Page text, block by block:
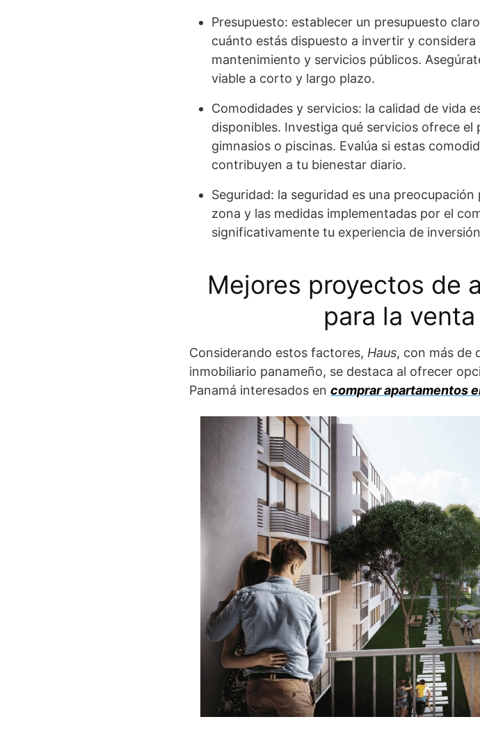
Presupuesto: establecer un presupuesto
cuánto estás dispuesto a invertir y
mantenimiento y servicios públicos.
viable a corto y largo plazo.
Comodidades y servicios: la calidad de vida
disponibles. Investiga qué servicios ofrece
gimnasios o piscinas. Evalúa si estas
contribuyen a tu bienestar diario.
Seguridad: la seguridad es una
zona y las medidas implementadas por el
significativamente tu experiencia de
Mejores proyectos de
para la
Considerando estos factores, Haus, con más de
inmobiliario panameño, se destaca al ofrecer
Panamá interesados en comprar apartamentos